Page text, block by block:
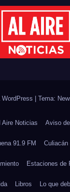
WordPress Tema:
Aire Noticias Aviso
91.9 FM Culiacán
Estaciones de
Libros Lo que